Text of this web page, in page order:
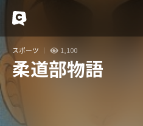
スポーツ 1,100
柔道部物語